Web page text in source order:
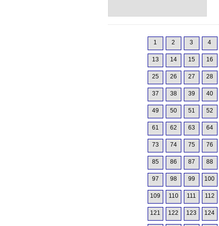
1 2 3 4
13 14 15 16
25 26 27 28
37 38 39 40
49 50 51 52
61 62 63 64
73 74 75 76
85 86 87 88
97 98 99 100
109 110 111 112
121 122 123 124